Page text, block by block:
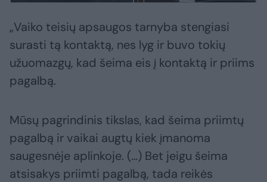
„Vaiko teisių apsaugos tarnyba stengiasi
surasti tą kontaktą, nes lyg ir buvo tokių
užuomazgų, kad šeima eis į kontaktą ir priims
pagalbą.
Mūsų pagrindinis tikslas, kad šeima priimtų
pagalbą ir vaikai augtų kiek įmanoma
saugesnėje aplinkoje. (…) Bet jeigu šeima
atsisakys priimti pagalbą, tada reikės